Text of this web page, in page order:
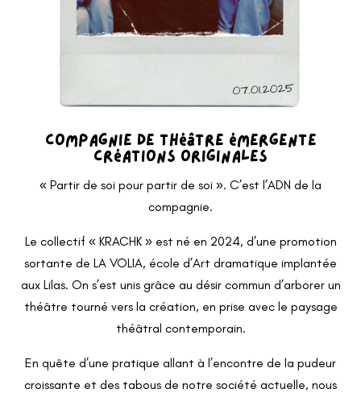
Compagnie de théâtre émergente
Créations originales
« Partir de soi pour partir de soi ». C’est l’ADN de la
compagnie.
Le collectif « KRACHK » est né en 2024, d’une promotion
sortante de LA VOLIA, école d’Art dramatique implantée
aux Lilas. On s’est unis grâce au désir commun d’arborer un
théâtre tourné vers la création, en prise avec le paysage
théâtral contemporain.
En quête d’une pratique allant à l’encontre de la pudeur
croissante et des tabous de notre société actuelle, nous